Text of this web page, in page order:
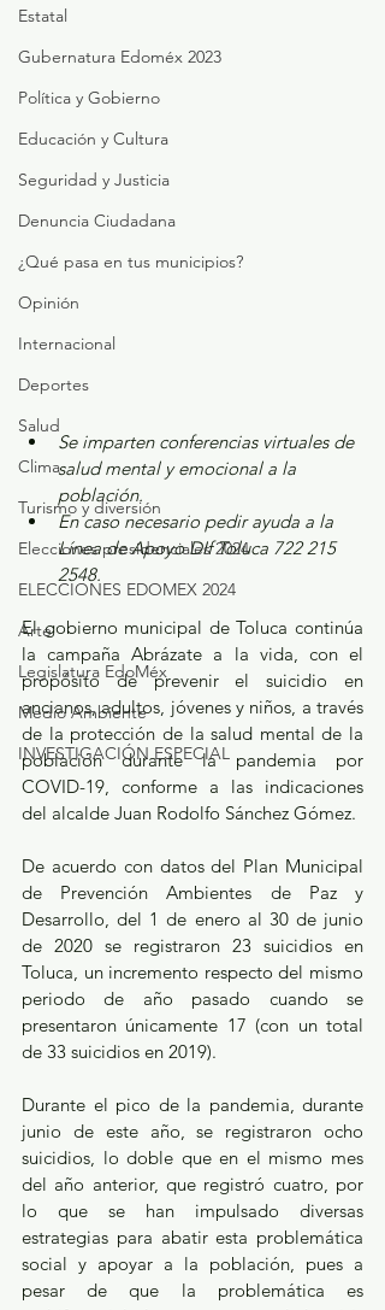
Estatal
Gubernatura Edoméx 2023
Política y Gobierno
Educación y Cultura
Seguridad y Justicia
Denuncia Ciudadana
¿Qué pasa en tus municipios?
Opinión
Internacional
Deportes
Salud
Clima
Turismo y diversión
Elecciones presidenciales 2024
ELECCIONES EDOMEX 2024
Arte
Legislatura EdoMéx
Medio Ambiente
INVESTIGACIÓN ESPECIAL
Se imparten conferencias virtuales de
salud mental y emocional a la
población.
En caso necesario pedir ayuda a la
Línea de Apoyo DIf Toluca 722 215
2548.
El gobierno municipal de Toluca continúa
la campaña Abrázate a la vida, con el
propósito de prevenir el suicidio en
ancianos, adultos, jóvenes y niños, a través
de la protección de la salud mental de la
población durante la pandemia por
COVID-19, conforme a las indicaciones
del alcalde Juan Rodolfo Sánchez Gómez.
De acuerdo con datos del Plan Municipal
de Prevención Ambientes de Paz y
Desarrollo, del 1 de enero al 30 de junio
de 2020 se registraron 23 suicidios en
Toluca, un incremento respecto del mismo
periodo de año pasado cuando se
presentaron únicamente 17 (con un total
de 33 suicidios en 2019).
Durante el pico de la pandemia, durante
junio de este año, se registraron ocho
suicidios, lo doble que en el mismo mes
del año anterior, que registró cuatro, por
lo que se han impulsado diversas
estrategias para abatir esta problemática
social y apoyar a la población, pues a
pesar de que la problemática es